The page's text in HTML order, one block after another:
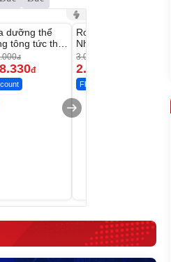
dưỡng thể
tông tức thì
Body
đ
đ
Robot Hút Bụi Lau
Nhà - D2-001 -
Thông Minh
3.000.000
2.200.000
Flash Sale